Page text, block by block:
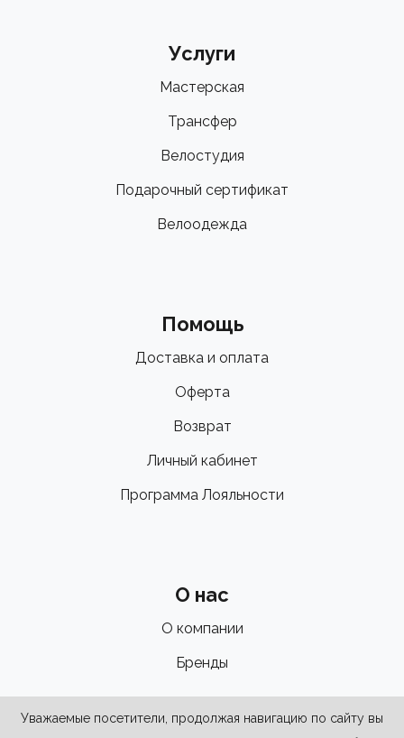
Услуги
Мастерская
Трансфер
Велостудия
Подарочный сертификат
Велоодежда
Помощь
Доставка и оплата
Оферта
Возврат
Личный кабинет
Программа Лояльности
О нас
О компании
Бренды
Уважаемые посетители, продолжая навигацию по сайту вы